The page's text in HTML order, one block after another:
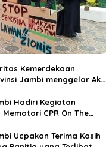
Kemerdekaan
Jambi menggelar Aksi
Hadiri Kegiatan
Memotori CPR On The
Ucpakan Terima Kasih